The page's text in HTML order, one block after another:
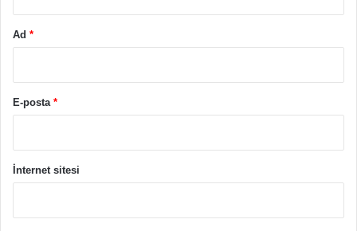
Ad *
E-posta *
İnternet sitesi